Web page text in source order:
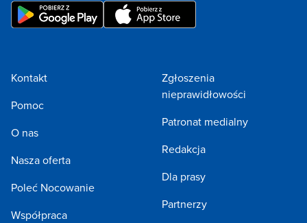
Kontakt
Pomoc
O nas
Nasza oferta
Poleć Nocowanie
Współpraca
Zgłoszenia
nieprawidłowości
Patronat medialny
Redakcja
Dla prasy
Partnerzy